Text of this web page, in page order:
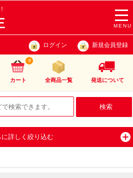
MENU
ログイン 新規会員登録
カート
0
全商品一覧 発送について
に詳しく絞り込む